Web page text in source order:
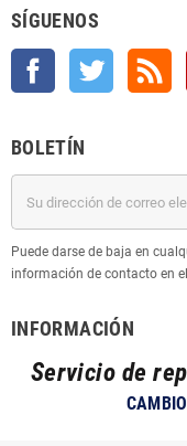
SÍGUENOS
Facebook Twitter
BOLETÍN
Puede darse de baja en
información de contacto en
INFORMACIÓN
Servicio de